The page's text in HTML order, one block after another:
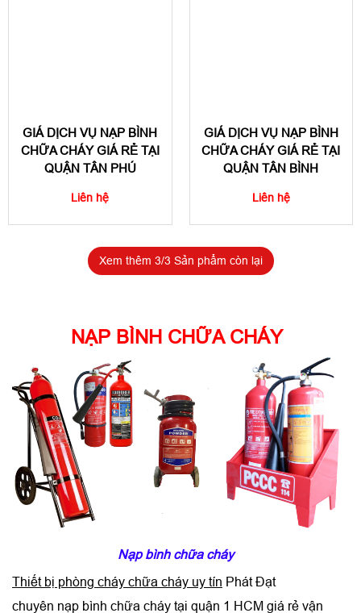
GIÁ DỊCH VỤ NẠP BÌNH
CHỮA CHÁY GIÁ RẺ TẠI
QUẬN TÂN PHÚ
Liên hệ
GIÁ DỊCH VỤ NẠP BÌNH
CHỮA CHÁY GIÁ RẺ TẠI
QUẬN TÂN BÌNH
Liên hệ
Xem thêm 3/3 Sản phẩm còn lại
NẠP BÌNH CHỮA CHÁY
Nạp bình chữa cháy
Thiết bị phòng cháy chữa cháy uy tín Phát Đạt
chuyên nạp bình chữa cháy tại quận 1 HCM giá rẻ vận